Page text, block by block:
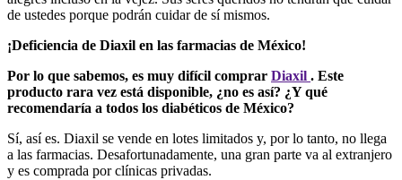
de ustedes porque podrán cuidar de sí mismos.
¡Deficiencia de Diaxil en las farmacias de México!
Por lo que sabemos, es muy difícil comprar Diaxil . Este
producto rara vez está disponible, ¿no es así? ¿Y qué
recomendaría a todos los diabéticos de México?
Sí, así es. Diaxil se vende en lotes limitados y, por lo tanto, no llega
a las farmacias. Desafortunadamente, una gran parte va al extranjero
y es comprada por clínicas privadas.